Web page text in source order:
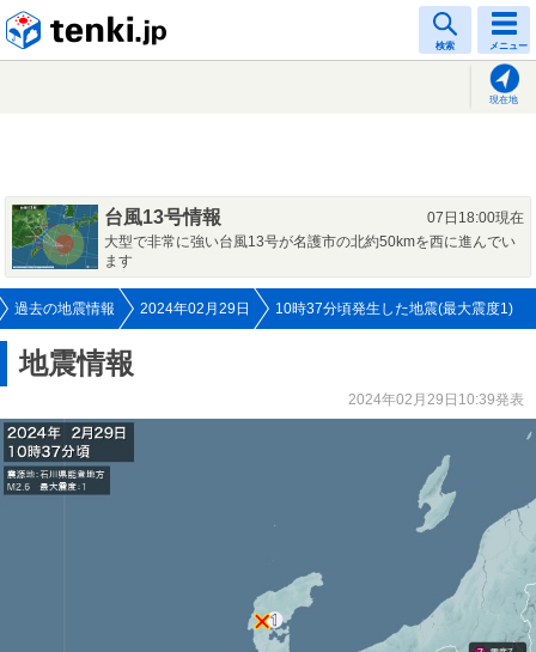
検索 メニュー
現在地
台風13号情報
07日18:00現在
大型で非常に強い台風13号が名護市の北約50kmを西に進んでい
ます
過去の地震情報 2024年02月29日 10時37分頃発生した地震(最大震度1)
地震情報
2024年02月29日10:39発表